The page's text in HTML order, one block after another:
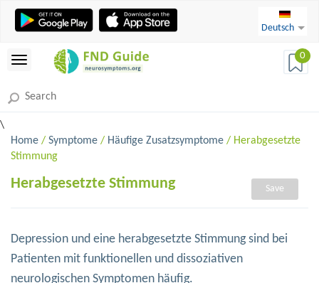
Deutsch
0
\
Home / Symptome / Häufige Zusatzsymptome / Herabgesetzte
Stimmung
Herabgesetzte Stimmung Save
Depression und eine herabgesetzte Stimmung sind bei
Patienten mit funktionellen und dissoziativen
neurologischen Symptomen häufig.